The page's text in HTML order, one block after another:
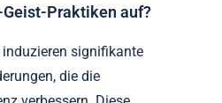
Praktiken auf?
induzieren signifikante
die die